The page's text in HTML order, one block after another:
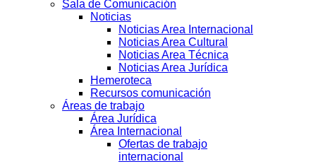
Sala de Comunicación
Noticias
Noticias Area Internacional
Noticias Area Cultural
Noticias Area Técnica
Noticias Area Jurídica
Hemeroteca
Recursos comunicación
Áreas de trabajo
Área Jurídica
Área Internacional
Ofertas de trabajo
internacional